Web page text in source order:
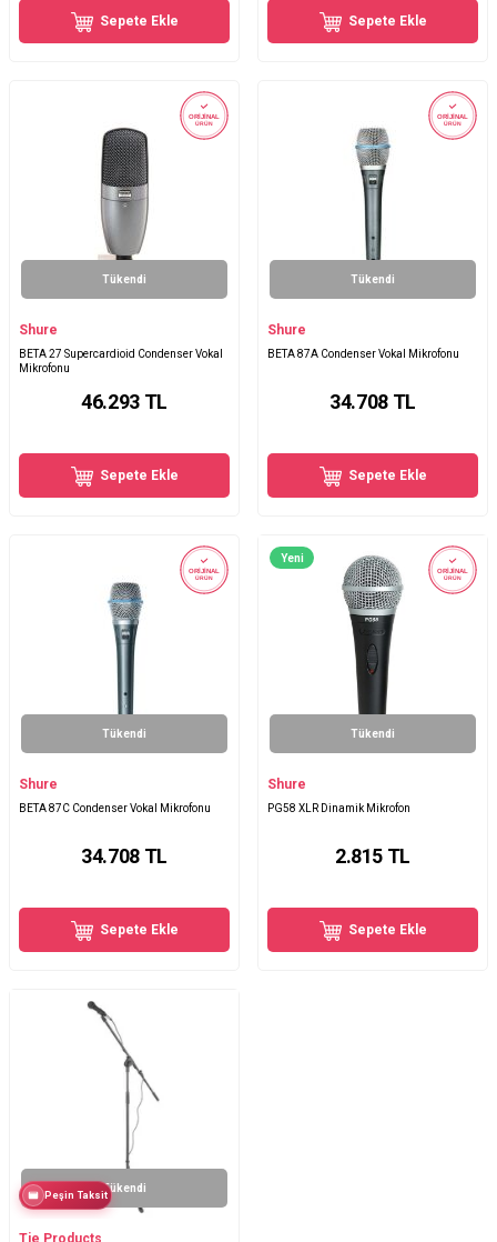
Sepete Ekle Sepete Ekle
Tükendi
ORİJİNAL
ÜRÜN
Shure
BETA 27 Supercardioid Condenser Vokal
Mikrofonu
46.293TL
Sepete Ekle
Tükendi
ORİJİNAL
ÜRÜN
Shure
BETA 87A Condenser Vokal Mikrofonu
34.708TL
Sepete Ekle
Tükendi
ORİJİNAL
ÜRÜN
Shure
BETA 87C Condenser Vokal Mikrofonu
34.708TL
Sepete Ekle
Yeni
Tükendi
ORİJİNAL
ÜRÜN
Shure
PG58 XLR Dinamik Mikrofon
2.815 TL
Sepete Ekle
Tükendi
Peşin Taksit